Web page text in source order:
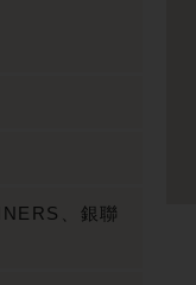
、銀聯